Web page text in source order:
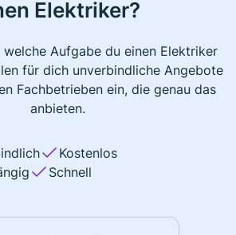
Elektriker?
Aufgabe du einen Elektriker
für dich unverbindliche Angebote
Fachbetrieben ein, die genau das
anbieten.
Kostenlos
Schnell